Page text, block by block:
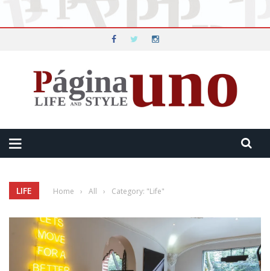
LIFE Home › All › Category: "Life"